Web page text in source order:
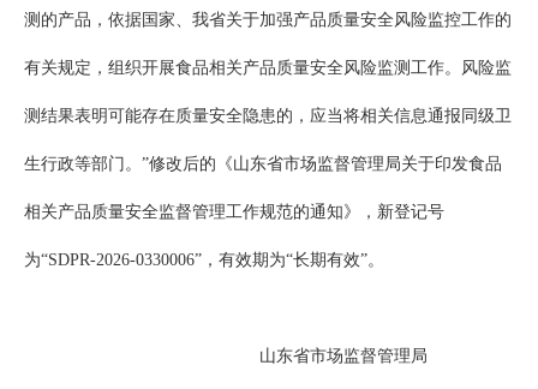
测的产品，依据国家、我省关于加强产品质量安全风险监控工作的
有关规定，组织开展食品相关产品质量安全风险监测工作。风险监
测结果表明可能存在质量安全隐患的，应当将相关信息通报同级卫
生行政等部门。”修改后的《山东省市场监督管理局关于印发食品
相关产品质量安全监督管理工作规范的通知》，新登记号
为“SDPR-2026-0330006”，有效期为“长期有效”。
山东省市场监督管理局